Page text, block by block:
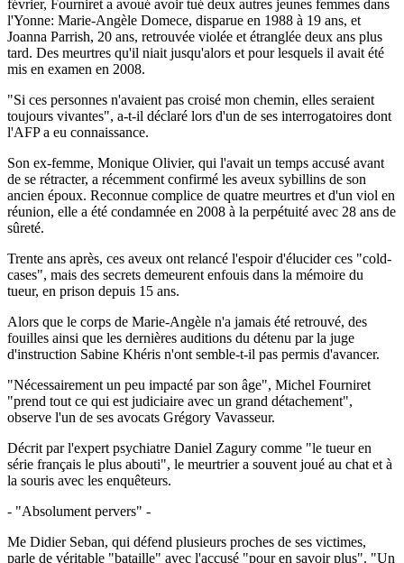
février, Fourniret a avoué avoir tué deux autres jeunes femmes dans
l'Yonne: Marie-Angèle Domece, disparue en 1988 à 19 ans, et
Joanna Parrish, 20 ans, retrouvée violée et étranglée deux ans plus
tard. Des meurtres qu'il niait jusqu'alors et pour lesquels il avait été
mis en examen en 2008.
"Si ces personnes n'avaient pas croisé mon chemin, elles seraient
toujours vivantes", a-t-il déclaré lors d'un de ses interrogatoires dont
l'AFP a eu connaissance.
Son ex-femme, Monique Olivier, qui l'avait un temps accusé avant
de se rétracter, a récemment confirmé les aveux sybillins de son
ancien époux. Reconnue complice de quatre meurtres et d'un viol en
réunion, elle a été condamnée en 2008 à la perpétuité avec 28 ans de
sûreté.
Trente ans après, ces aveux ont relancé l'espoir d'élucider ces "cold-
cases", mais des secrets demeurent enfouis dans la mémoire du
tueur, en prison depuis 15 ans.
Alors que le corps de Marie-Angèle n'a jamais été retrouvé, des
fouilles ainsi que les dernières auditions du détenu par la juge
d'instruction Sabine Khéris n'ont semble-t-il pas permis d'avancer.
"Nécessairement un peu impacté par son âge", Michel Fourniret
"prend tout ce qui est judiciaire avec un grand détachement",
observe l'un de ses avocats Grégory Vavasseur.
Décrit par l'expert psychiatre Daniel Zagury comme "le tueur en
série français le plus abouti", le meurtrier a souvent joué au chat et à
la souris avec les enquêteurs.
- "Absolument pervers" -
Me Didier Seban, qui défend plusieurs proches de ses victimes,
parle de véritable "bataille" avec l'accusé "pour en savoir plus". "Un